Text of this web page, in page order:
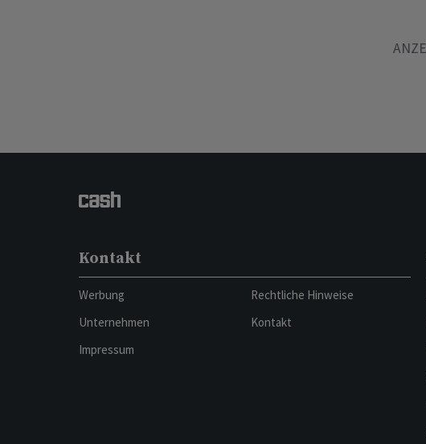
Kontakt
Werbung
Unternehmen
Impressum
Rechtliche Hinweise
Kontakt